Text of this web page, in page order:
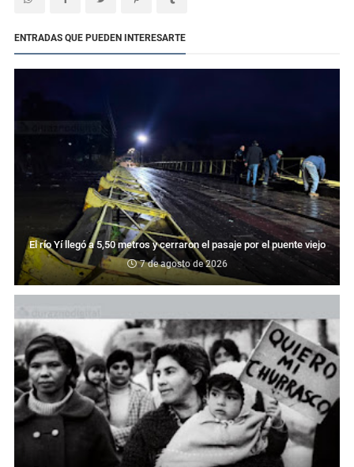
ENTRADAS QUE PUEDEN INTERESARTE
El río Yí llegó a 5,50 metros y cerraron el pasaje por el puente viejo
7 de agosto de 2026